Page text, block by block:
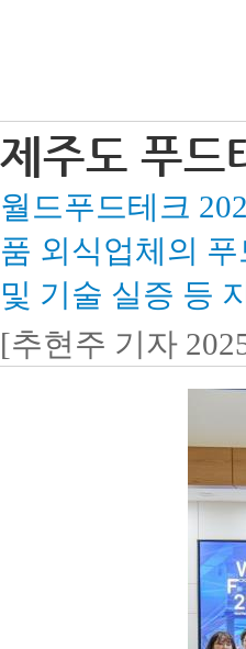
제주도 푸드
월드푸드테크
품 외식업체의
및 기술 실증 등
[추현주 기자